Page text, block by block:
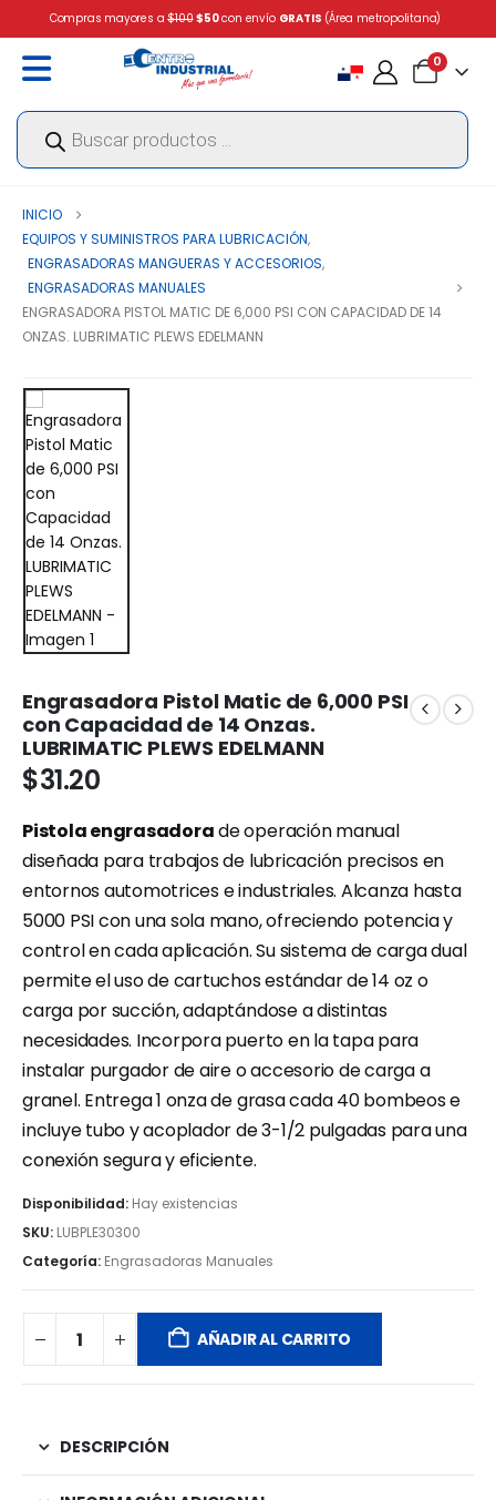
Compras mayores a$100 $50con envío GRATIS (Área metropolitana)
0
Búsqueda
productos
INICIO
EQUIPOS Y SUMINISTROS PARA LUBRICACIÓN,
ENGRASADORAS MANGUERAS Y ACCESORIOS,
ENGRASADORAS MANUALES
ENGRASADORA PISTOL MATIC DE 6,000 PSI CON CAPACIDAD DE 14
ONZAS. LUBRIMATIC PLEWS EDELMANN
Engrasadora Pistol Matic de 6,000 PSI
con Capacidad de 14 Onzas.
LUBRIMATIC PLEWS EDELMANN
$31.20
Pistola engrasadorade operación manual
diseñada para trabajos de lubricación precisos en
entornos automotrices e industriales. Alcanza hasta
5000 PSI con una sola mano, ofreciendo potencia y
control en cada aplicación. Su sistema de carga dual
permite el uso de cartuchos estándar de 14 oz o
carga por succión, adaptándose a distintas
necesidades. Incorpora puerto en la tapa para
instalar purgador de aire o accesorio de carga a
granel. Entrega 1 onza de grasa cada 40 bombeos e
incluye tubo y acoplador de 3-1/2 pulgadas para una
conexión segura y eficiente.
Disponibilidad: Hay existencias
SKU: LUBPLE30300
Categoría: Engrasadoras Manuales
AÑADIR AL CARRITO
DESCRIPCIÓN